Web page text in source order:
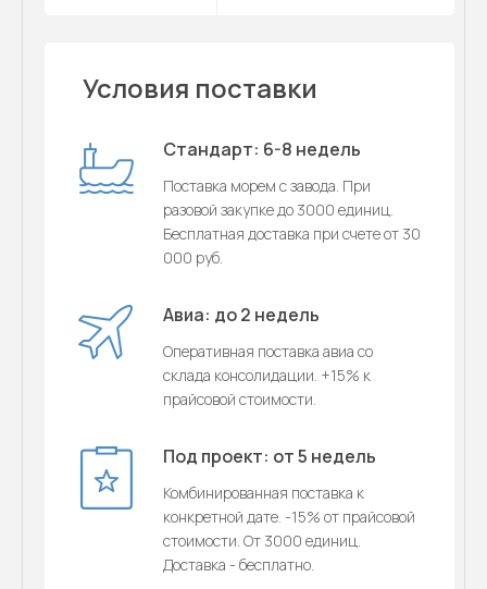
Условия поставки
Стандарт: 6-8 недель
Поставка морем с завода. При
разовой закупке до 3000 единиц.
Бесплатная доставка при счете от 30
000 руб.
Авиа: до 2 недель
Оперативная поставка авиа со
склада консолидации. +15% к
прайсовой стоимости.
Под проект: от 5 недель
Комбинированная поставка к
конкретной дате. -15% от прайсовой
стоимости. От 3000 единиц.
Доставка - бесплатно.